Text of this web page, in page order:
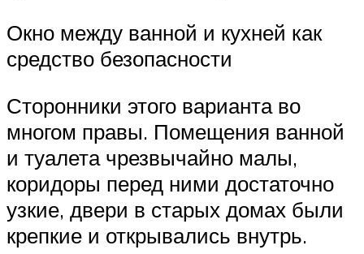
Окно между ванной и кухней как
средство безопасности
Сторонники этого варианта во
многом правы. Помещения ванной
и туалета чрезвычайно малы,
коридоры перед ними достаточно
узкие, двери в старых домах были
крепкие и открывались внутрь.